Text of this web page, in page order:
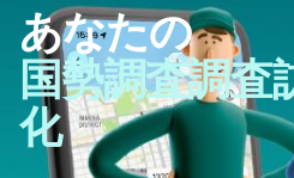
あなたの
国勢調査調査
化